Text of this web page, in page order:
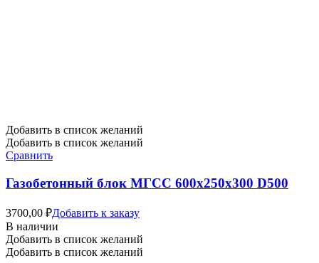
Добавить в список желаний
Добавить в список желаний
Сравнить
Газобетонный блок МГСС 600х250х300 D500
3700,00 ₽Добавить к заказу
В наличии
Добавить в список желаний
Добавить в список желаний